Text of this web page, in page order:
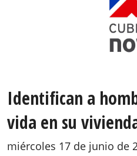
Identifican a
vida en su
miércoles 17 de junio de